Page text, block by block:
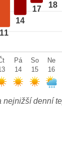
11
14
17 18
Pá
14
So
15
Ne
16
nejnižší denní